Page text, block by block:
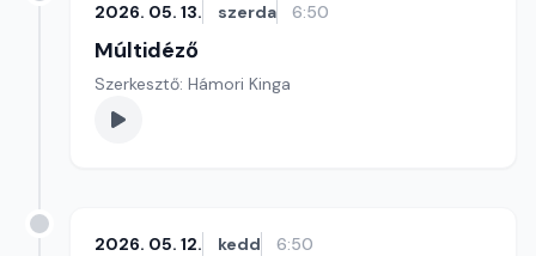
2026. 05. 13. szerda 6:50
Múltidéző
Szerkesztő: Hámori Kinga
2026. 05. 12. kedd 6:50